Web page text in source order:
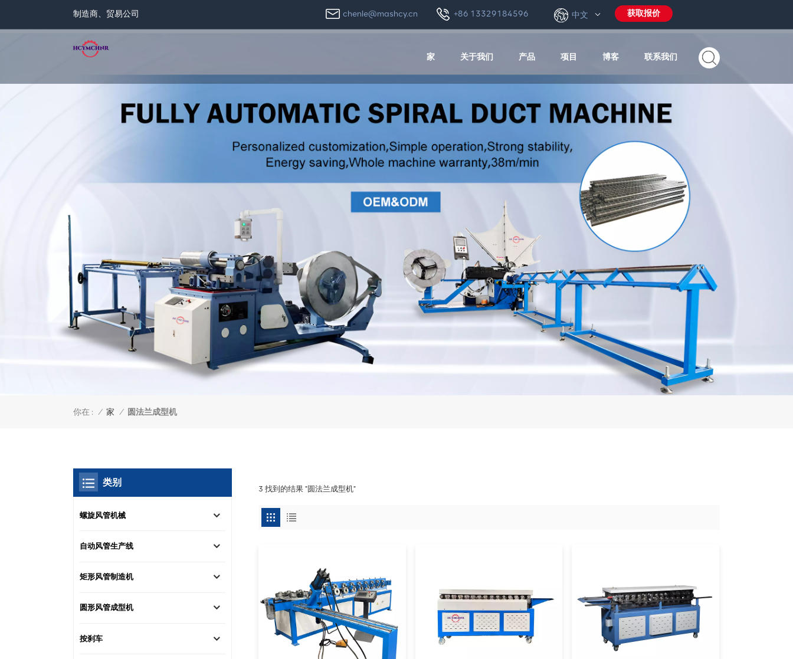
制造商、贸易公司 获取报价
中文
chenle@mashcy.cn +86 13329184596
家 关于我们 产品 项目 博客 联系我们
你在 : / 家 / 圆法兰成型机
3 找到的结果 "圆法兰成型机"
类别
螺旋风管机械
自动风管生产线
矩形风管制造机
圆形风管成型机
按刹车